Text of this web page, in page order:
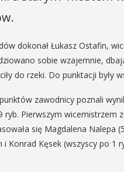
dokonał Łukasz Ostafin,
sobie wzajemnie,
do rzeki. Do punktacji były
zawodnicy poznali
ryb. Pierwszym wicemistrzem
się Magdalena Nalepa
i Konrad Kęsek (wszyscy po 1